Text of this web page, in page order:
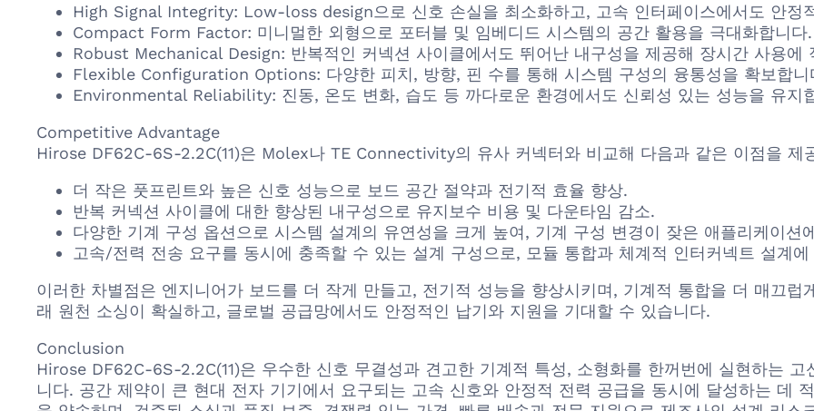
High Signal Integrity: Low-loss design으로 신호 손실을 최소화하고, 고속 인터페이스에서도 안정
Compact Form Factor: 미니멀한 외형으로 포터블 및 임베디드 시스템의 공간 활용을 극대화합니다.
Robust Mechanical Design: 반복적인 커넥션 사이클에서도 뛰어난 내구성을 제공해 장시간 사용에
Flexible Configuration Options: 다양한 피치, 방향, 핀 수를 통해 시스템 구성의 융통성을 확보합니
Environmental Reliability: 진동, 온도 변화, 습도 등 까다로운 환경에서도 신뢰성 있는 성능을 유지
Competitive Advantage
Hirose DF62C-6S-2.2C(11)은 Molex나 TE Connectivity의 유사 커넥터와 비교해 다음과 같은 이점을 제
더 작은 풋프린트와 높은 신호 성능으로 보드 공간 절약과 전기적 효율 향상.
반복 커넥션 사이클에 대한 향상된 내구성으로 유지보수 비용 및 다운타임 감소.
다양한 기계 구성 옵션으로 시스템 설계의 유연성을 크게 높여, 기계 구성 변경이 잦은 애플리케이션
고속/전력 전송 요구를 동시에 충족할 수 있는 설계 구성으로, 모듈 통합과 체계적 인터커넥트 설계에
이러한 차별점은 엔지니어가 보드를 더 작게 만들고, 전기적 성능을 향상시키며, 기계적 통합을 더 매끄
래 원천 소싱이 확실하고, 글로벌 공급망에서도 안정적인 납기와 지원을 기대할 수 있습니다.
Conclusion
Hirose DF62C-6S-2.2C(11)은 우수한 신호 무결성과 견고한 기계적 특성, 소형화를 한꺼번에 실현하는
니다. 공간 제약이 큰 현대 전자 기기에서 요구되는 고속 신호와 안정적 전력 공급을 동시에 달성하는 데